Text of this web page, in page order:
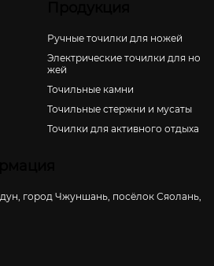
Ручные точилки для ножей
Электрические точилки для но
жей
Точильные камни
Точильные стержни и мусаты
Точилки для активного отдыха
город Чжуншань, посёлок Сяолань,